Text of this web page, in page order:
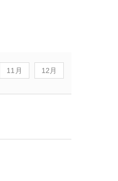
11月 12月